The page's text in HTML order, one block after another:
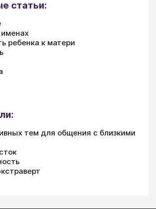
статьи:
ребенка к матери
тем для общения с близкими